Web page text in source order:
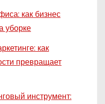
как бизнес
уборке
как
превращает
инструмент: